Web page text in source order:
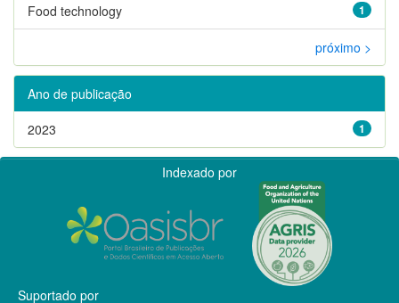
1
Food technology
próximo >
Ano de publicação
1
2023
Indexado por
Suportado por